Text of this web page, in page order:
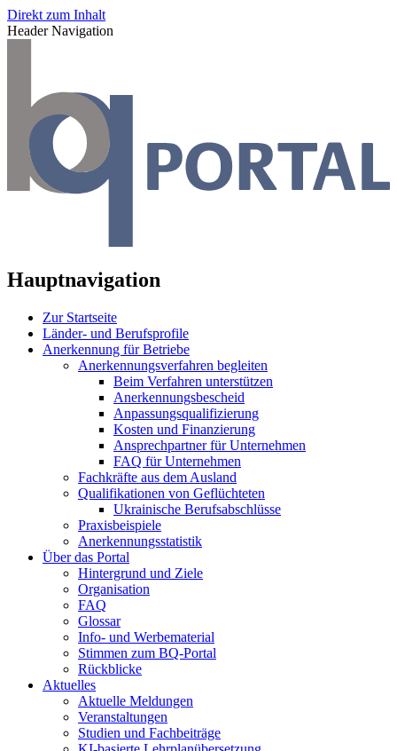
Direkt zum Inhalt
Header Navigation
Hauptnavigation
Zur Startseite
Länder- und Berufsprofile
Anerkennung für Betriebe
Anerkennungsverfahren begleiten
Beim Verfahren unterstützen
Anerkennungsbescheid
Anpassungsqualifizierung
Kosten und Finanzierung
Ansprechpartner für Unternehmen
FAQ für Unternehmen
Fachkräfte aus dem Ausland
Qualifikationen von Geflüchteten
Ukrainische Berufsabschlüsse
Praxisbeispiele
Anerkennungsstatistik
Über das Portal
Hintergrund und Ziele
Organisation
FAQ
Glossar
Info- und Werbematerial
Stimmen zum BQ-Portal
Rückblicke
Aktuelles
Aktuelle Meldungen
Veranstaltungen
Studien und Fachbeiträge